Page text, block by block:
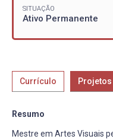
SITUAÇÃO
Ativo Permanente
Currículo Projetos
Resumo
Mestre em Artes Visuais